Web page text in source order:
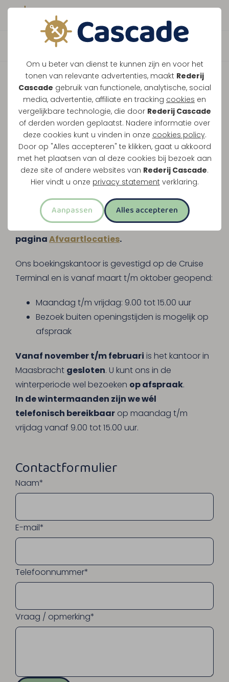
Om u beter van dienst te kunnen zijn en voor het
tonen van relevante advertenties, maakt Rederij
Cascade gebruik van functionele, analytische, social
media, advertentie, affiliate en tracking cookies en
vergelijkbare technologie, die door Rederij Cascade
of derden worden geplaatst. Nadere informatie over
deze cookies kunt u vinden in onze cookies policy.
Door op "Alles accepteren" te klikken, gaat u akkoord
met het plaatsen van al deze cookies bij bezoek aan
deze site of andere websites van Rederij Cascade.
Hier vindt u onze privacy statement verklaring.
Aanpassen Alles accepteren
Boek direct je vaart
Contact &
openingstijden
Rederij Cascade
Cruise Terminal Maasbracht
(Tegenover) Havenstraat 21
6051 CS Maasbracht
+31 (0) 475 - 461 574
info@rederijcascade.nl
Een routeplanner en plattegrond van alle
vertrekplaatsen vindt u op de
paginaAfvaartlocaties.
Ons boekingskantoor is gevestigd op de Cruise
Terminal en is vanaf maart t/m oktober geopend:
Maandag t/m vrijdag: 9.00 tot 15.00 uur
Bezoek buiten openingstijden is mogelijk op
afspraak
Vanaf november t/m februari is het kantoor in
Maasbracht gesloten. U kunt ons in de
winterperiode wel bezoeken op afspraak.
In de wintermaanden zijn we wél
telefonisch bereikbaar op maandag t/m
vrijdag vanaf 9.00 tot 15.00 uur.
Contactformulier
Naam*
E-mail*
Telefoonnummer*
Vraag / opmerking*